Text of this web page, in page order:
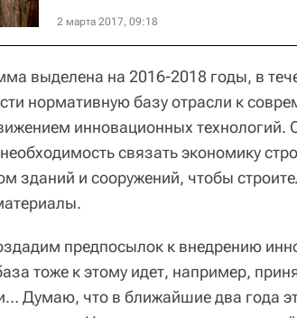
2 марта 2017, 09:18
выделена на 2016-2018 годы, в
нормативную базу отрасли к
инновационных
связать экономику
зданий и сооружений, чтобы
предпосылок к внедрению
тоже к этому идет, например,
Думаю, что в ближайшие два года